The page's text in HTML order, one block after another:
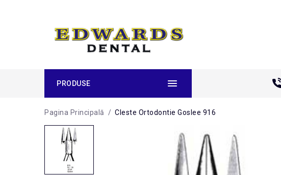
PRODUSE
Pagina Principală / Cleste Ortodontie Goslee 916